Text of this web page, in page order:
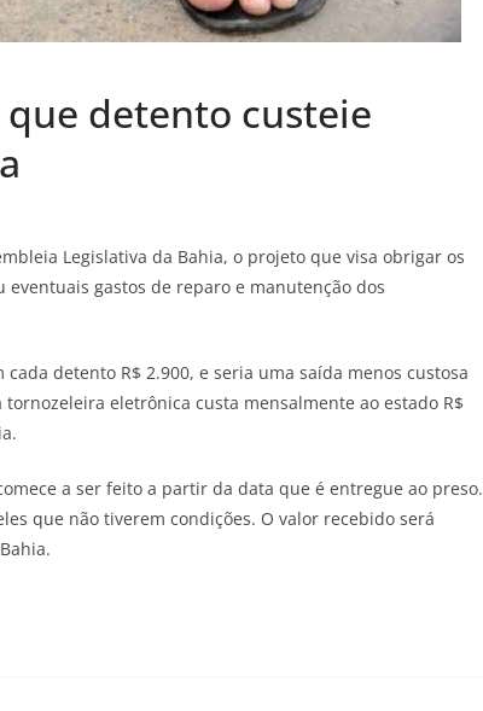
detento custeie
Legislativa da Bahia, o projeto que visa obrigar os
gastos de reparo e manutenção dos
detento R$ 2.900, e seria uma saída menos custosa
eletrônica custa mensalmente ao estado R$
a ser feito a partir da data que é entregue ao preso.
que não tiverem condições. O valor recebido será